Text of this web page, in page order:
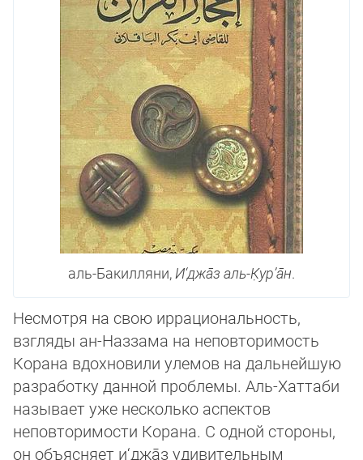
аль-Бакилляни,И‘джа̄з аль-К̣ур’а̄н.
Несмотря на свою иррациональность,
взгляды ан-Наззама на неповторимость
Корана вдохновили улемов на дальнейшую
разработку данной проблемы. Аль-Хаттаби
на­зы­ва­ет уже несколько аспектов
неповторимости Корана. С одной стороны,
он объяс­ня­ет и‘джа̄з удивительным